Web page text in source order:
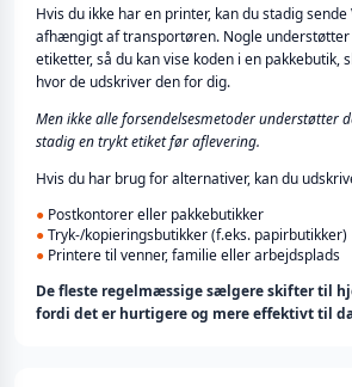
Hvis du ikke har en printer, kan du stadig
afhængigt af transportøren. Nogle understøtter
etiketter, så du kan vise koden i en pakkebutik,
hvor de udskriver den for dig.
Men ikke alle forsendelsesmetoder understøtter
stadig en trykt etiket før aflevering.
Hvis du har brug for alternativer, kan du
● Postkontorer eller pakkebutikker
●Tryk-/kopieringsbutikker (f.eks. papirbutikker)
● Printere til venner, familie eller arbejdsplads
De fleste regelmæssige sælgere skifter til
fordi det er hurtigere og mere effektivt til